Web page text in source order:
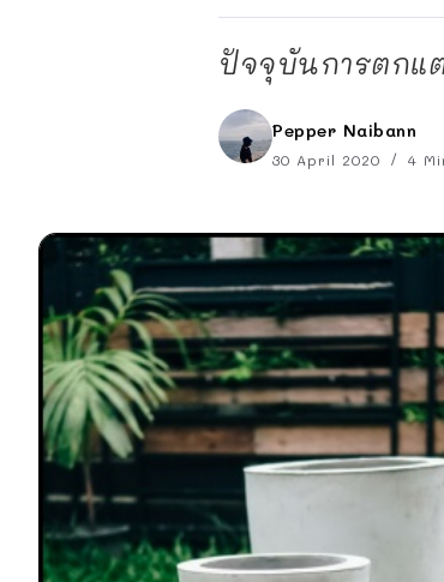
ปัจจุบันการตกแ
Pepper Naibann
30 April 2020 4